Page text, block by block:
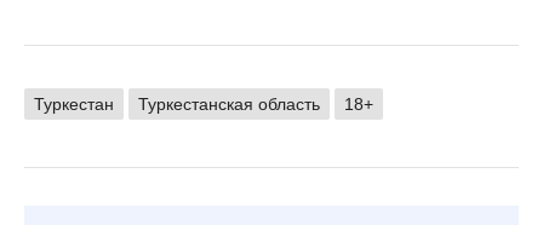
Туркестан Туркестанская область 18+